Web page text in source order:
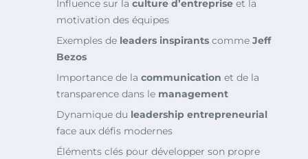
Influence sur la culture d’entreprise et la
motivation des équipes
Exemples de leaders inspirants comme Jeff
Bezos
Importance de la communication et de la
transparence dans le management
Dynamique du leadership entrepreneurial
face aux défis modernes
Éléments clés pour développer son propre